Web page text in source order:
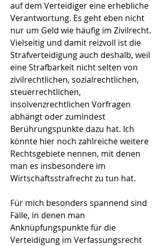
auf dem Verteidiger eine erhebliche
Verantwortung. Es geht eben nicht
nur um Geld wie häufig im Zivilrecht.
Vielseitig und damit reizvoll ist die
Strafverteidigung auch deshalb, weil
eine Strafbarkeit nicht selten von
zivilrechtlichen, sozialrechtlichen,
steuerrechtlichen,
insolvenzrechtlichen Vorfragen
abhängt oder zumindest
Berührungspunkte dazu hat. Ich
könnte hier noch zahlreiche weitere
Rechtsgebiete nennen, mit denen
man es insbesondere im
Wirtschaftsstrafrecht zu tun hat.
Für mich besonders spannend sind
Fälle, in denen man
Anknüpfungspunkte für die
Verteidigung im Verfassungsrecht